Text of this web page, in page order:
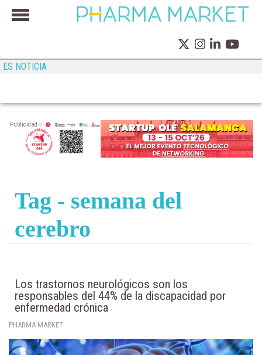
ES NOTICIA
Publicidad
Tag - semana del
cerebro
Los trastornos neurológicos son los
responsables del 44% de la discapacidad por
enfermedad crónica
PHARMA MARKET